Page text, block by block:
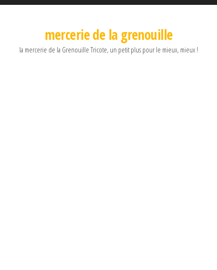
mercerie de la grenouille
la mercerie de la Grenouille Tricote, un petit plus pour le mieux, mieux !